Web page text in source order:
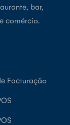
bar,
comércio.
Facturação